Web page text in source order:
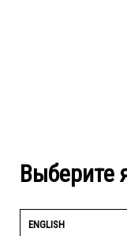
Выберите
ENGLISH